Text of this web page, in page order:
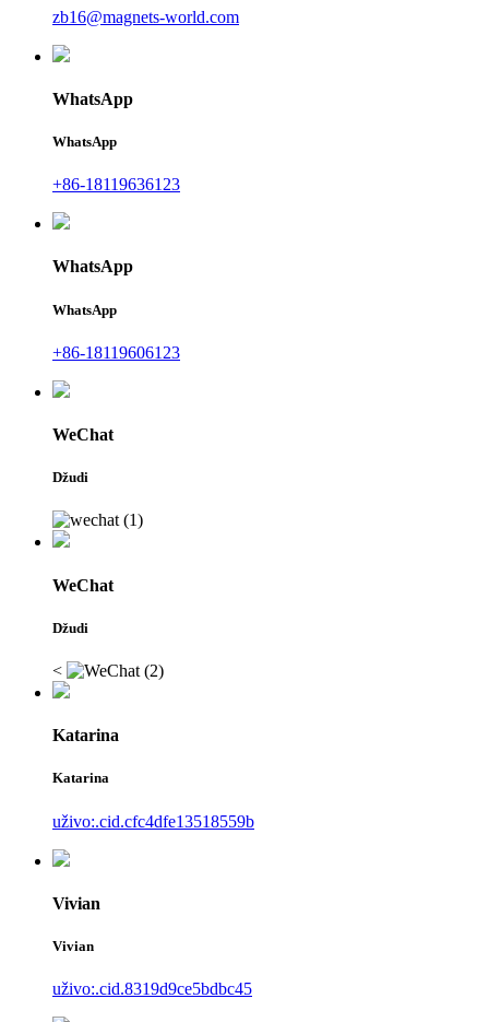
zb16@magnets-world.com
WhatsApp
WhatsApp
+86-18119636123
WhatsApp
WhatsApp
+86-18119606123
WeChat
Džudi
WeChat
Džudi
<
Katarina
Katarina
uživo:.cid.cfc4dfe13518559b
Vivian
Vivian
uživo:.cid.8319d9ce5bdbc45